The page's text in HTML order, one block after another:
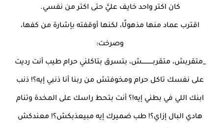
كان اكتر واحد خايف عليَّ حتى اكتر من نفسي.
اقترب عماد منها مذهولًا، لكنها أوقفته بإشارة من كفها،
وصرخت:
_متقربش، متقربـــــــــــش، بتسرق بتاكلني حرام طيب أنت رديت
على نفسك تاكل حرام ومخوفتش من ربنا أنا ذنبي إيه؟! ذنب
ابنك اللي في بطني إيه!؟ أنت بتحط راسك على المخدة وتنام
هادي البال إزاي؟! طب ضميرك إيه مبيعذبكش؟! معندكش